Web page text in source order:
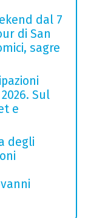
dal 7
di San
sagre
Sul
e
degli